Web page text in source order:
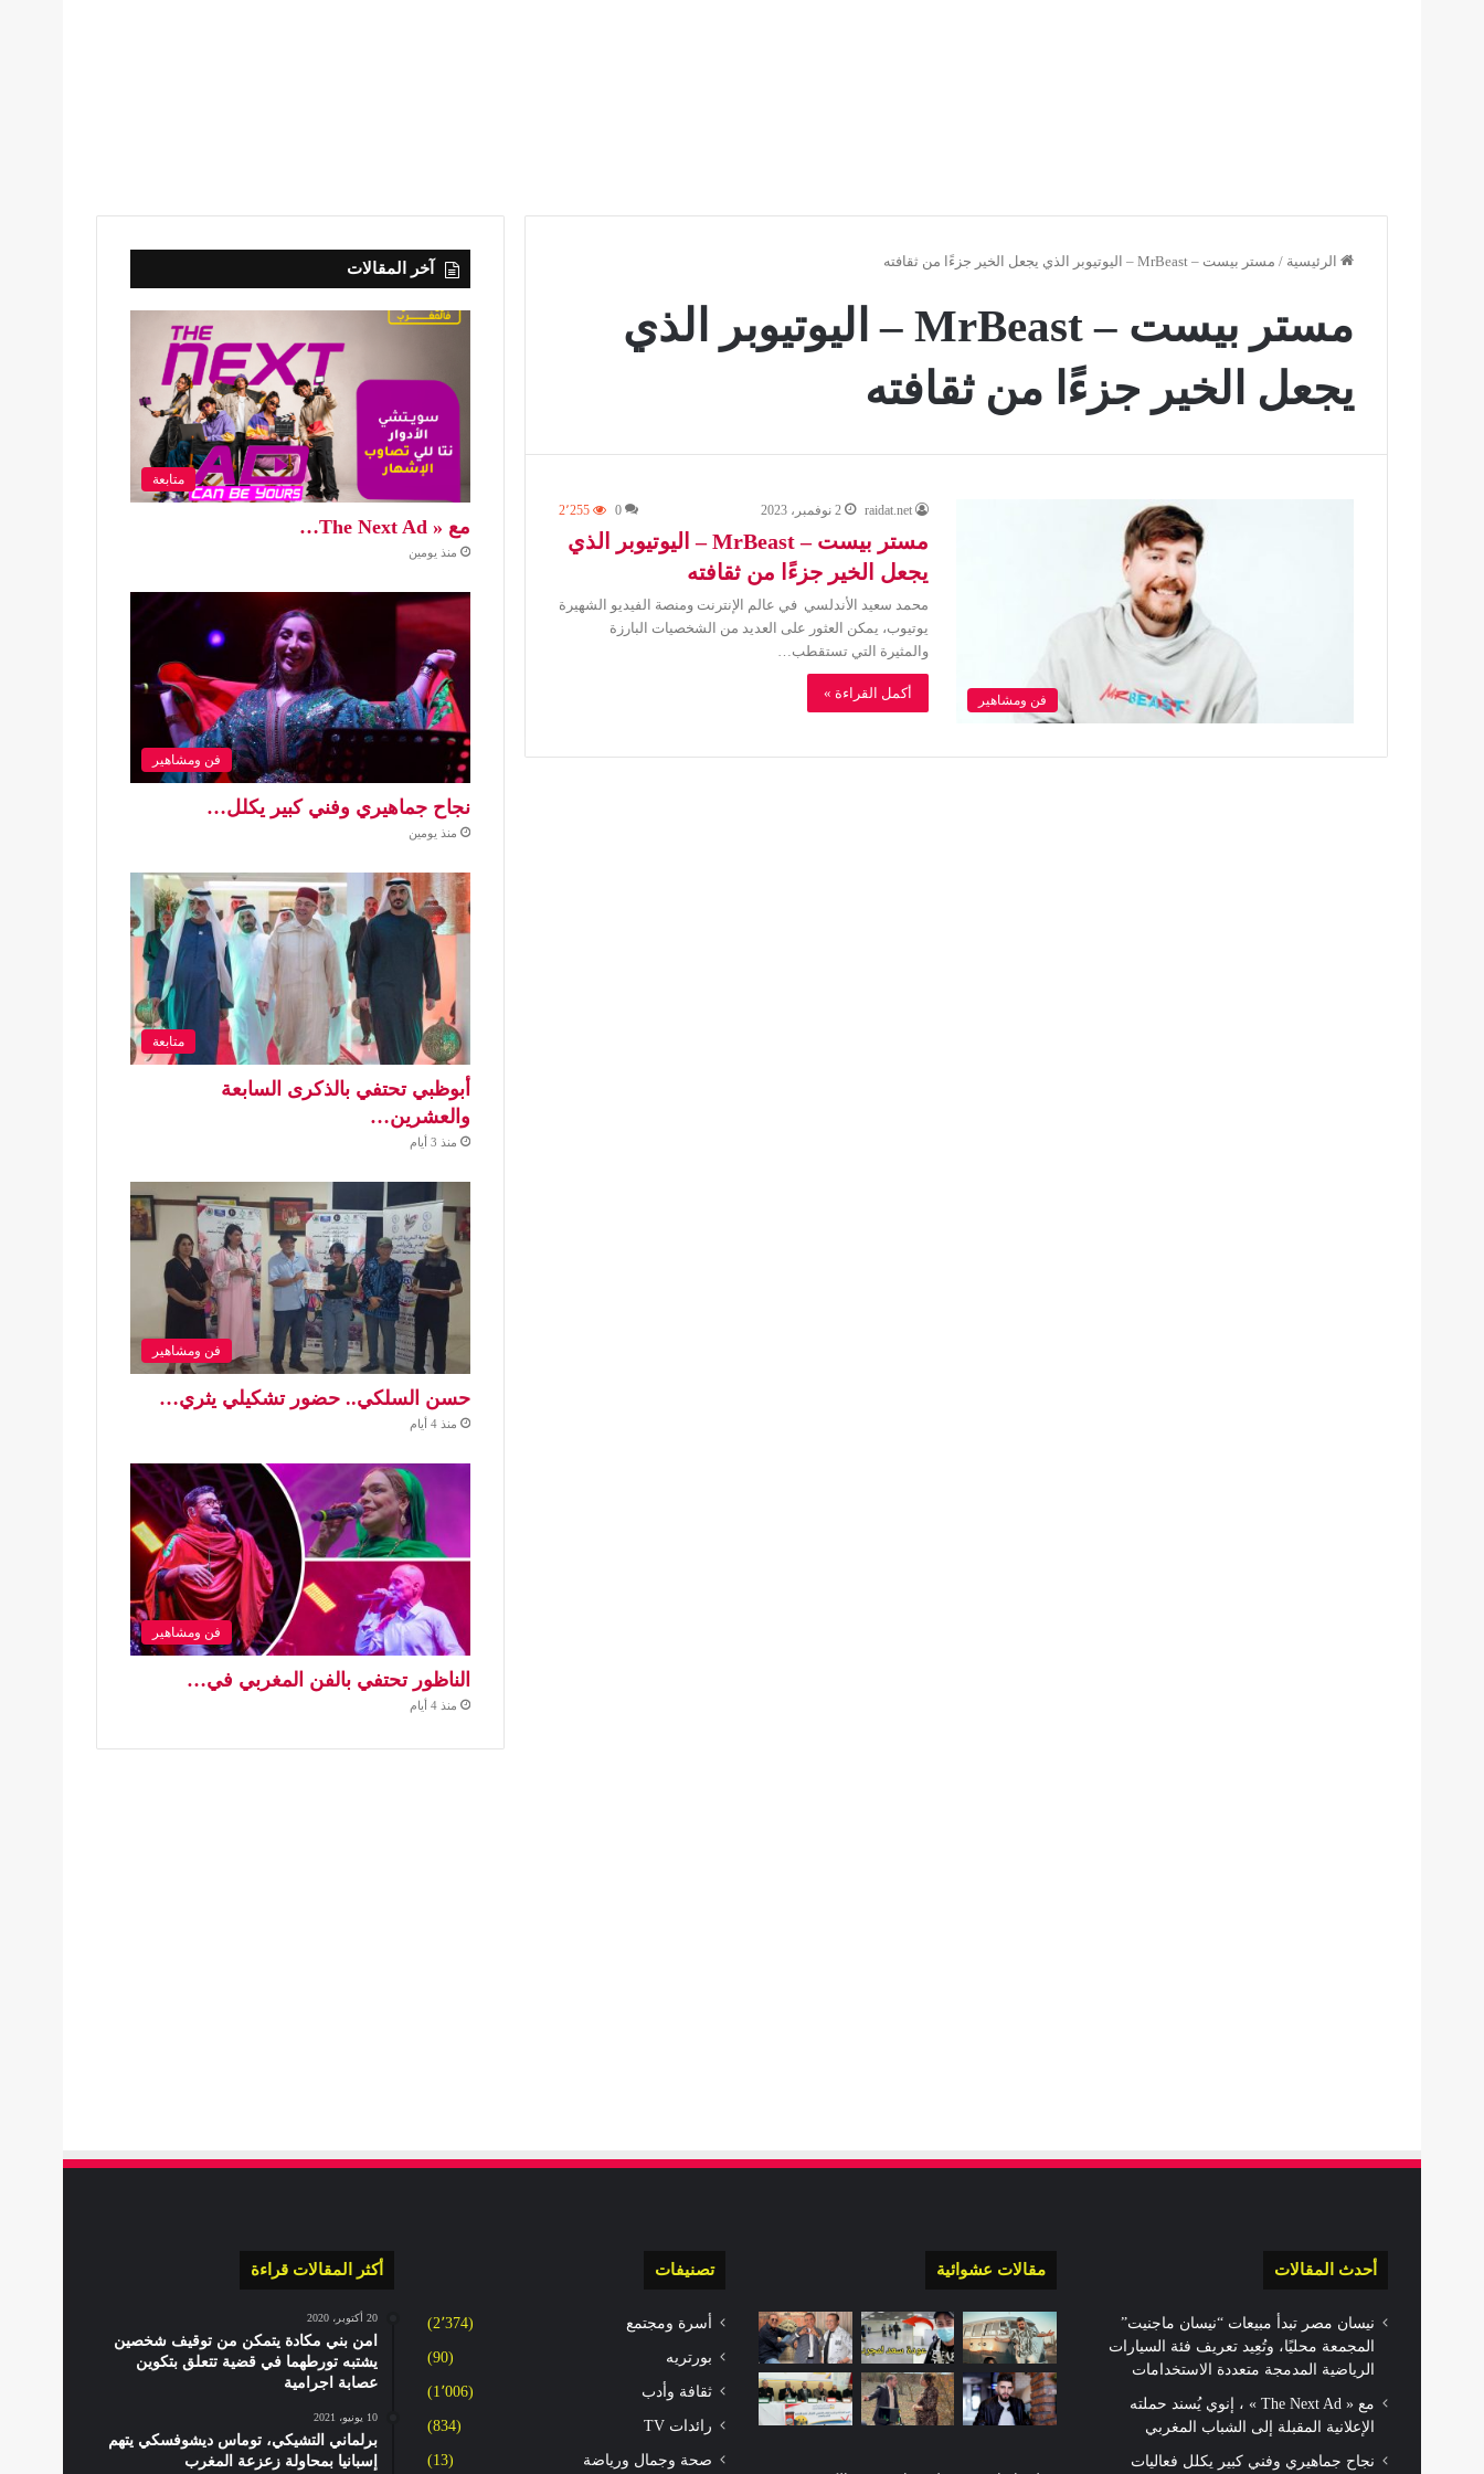
الرئيسية / مستر بيست – MrBeast – اليوتيوبر الذي يجعل الخير جزءًا من ثقافته
مستر بيست – MrBeast – اليوتيوبر الذي
يجعل الخير جزءًا من ثقافته
فن ومشاهير
raidat.net 2 نوفمبر، 2023 0 2٬255
مستر بيست – MrBeast – اليوتيوبر الذي
يجعل الخير جزءًا من ثقافته
محمد سعيد الأندلسي في عالم الإنترنت ومنصة الفيديو الشهيرة
يوتيوب، يمكن العثور على العديد من الشخصيات البارزة
والمثيرة التي تستقطب…
أكمل القراءة »
آخر المقالات
متابعة
مع « The Next Ad…
منذ يومين
فن ومشاهير
نجاح جماهيري وفني كبير يكلل…
منذ يومين
متابعة
أبوظبي تحتفي بالذكرى السابعة
والعشرين…
منذ 3 أيام
فن ومشاهير
حسن السلكي.. حضور تشكيلي يثري…
منذ 4 أيام
فن ومشاهير
الناظور تحتفي بالفن المغربي في…
منذ 4 أيام
أحدث المقالات
نيسان مصر تبدأ مبيعات “نيسان ماجنيت”
المجمعة محليًا، وتُعِيد تعريف فئة السيارات
الرياضية المدمجة متعددة الاستخدامات
مع « The Next Ad » ، إنوي يُسند حملته
الإعلانية المقبلة إلى الشباب المغربي
نجاح جماهيري وفني كبير يكلل فعاليات
مقالات عشوائية تصنيفات
أسرة ومجتمع (2٬374)
بورتريه (90)
ثقافة وأدب (1٬006)
رائدات TV (834)
صحة وجمال ورياضة (13)
أكثر المقالات قراءة
20 أكتوبر، 2020
امن بني مكادة يتمكن من توقيف شخصين
يشتبه تورطهما في قضية تتعلق بتكوين
عصابة اجرامية
10 يونيو، 2021
برلماني التشيكي، توماس ديشوفسكي يتهم
إسبانيا بمحاولة زعزعة المغرب